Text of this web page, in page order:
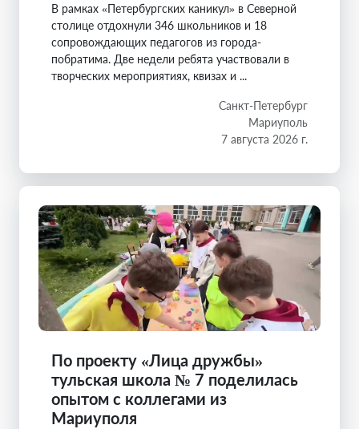
В рамках «Петербургских каникул» в Северной
столице отдохнули 346 школьников и 18
сопровождающих педагогов из города-
побратима. Две недели ребята участвовали в
творческих мероприятиях, квизах и ...
Санкт-Петербург
Мариуполь
7 августа 2026 г.
По проекту «Лица дружбы»
тульская школа № 7 поделилась
опытом с коллегами из
Мариуполя